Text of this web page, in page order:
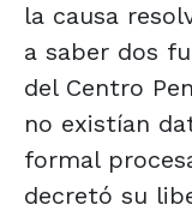
la causa
a saber dos
del Centro
no existían
formal
decretó su